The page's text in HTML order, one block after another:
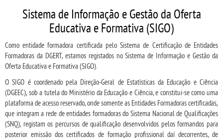
Sistema de Informação e Gestão da Oferta
Educativa e Formativa (SIGO)
Como entidade formadora certificada pelo Sistema de Certificação de Entidades
Formadoras da DGERT, estamos registados no Sistema de Informação e Gestão da
Oferta Educativa e Formativa (SIGO).
O SIGO é coordenado pela Direção-Geral de Estatísticas da Educação e Ciência
(DGEEC), sob a tutela do Ministério da Educação e Ciência, e constitui-se como uma
plataforma de acesso reservado, onde somente as Entidades Formadoras certificadas,
que integram a rede de entidades formadoras do Sistema Nacional de Qualificações
(SNQ), registam os percursos de qualificação desenvolvidos pelos formandos para
posterior emissão dos certificados de formação profissional daí decorrentes, de